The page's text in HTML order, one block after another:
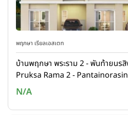
พฤกษา เรียลเอสเตท
บ้านพฤกษา พระราม 2 - พันท้ายนรสิ
Pruksa Rama 2 -
N/A